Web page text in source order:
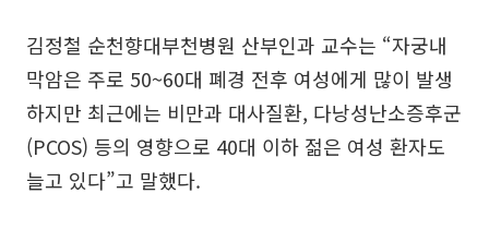
김정철 순천향대부천병원 산부인과 교수는 “자궁내
막암은 주로 50~60대 폐경 전후 여성에게 많이 발생
하지만 최근에는 비만과 대사질환, 다낭성난소증후군
(PCOS) 등의 영향으로 40대 이하 젊은 여성 환자도
늘고 있다”고 말했다.